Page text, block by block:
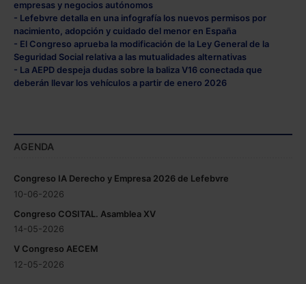
empresas y negocios autónomos
- Lefebvre detalla en una infografía los nuevos permisos por
nacimiento, adopción y cuidado del menor en España
- El Congreso aprueba la modificación de la Ley General de la
Seguridad Social relativa a las mutualidades alternativas
- La AEPD despeja dudas sobre la baliza V16 conectada que
deberán llevar los vehículos a partir de enero 2026
AGENDA
Congreso IA Derecho y Empresa 2026 de Lefebvre
10-06-2026
Congreso COSITAL. Asamblea XV
14-05-2026
V Congreso AECEM
12-05-2026